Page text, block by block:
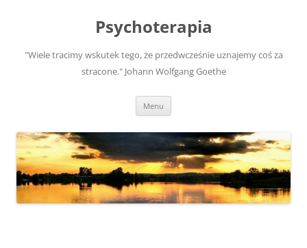
Psychoterapia
"Wiele tracimy wskutek tego, że przedwcześnie uznajemy coś za
stracone." Johann Wolfgang Goethe
Menu